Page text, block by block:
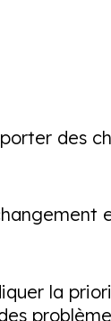
des
la